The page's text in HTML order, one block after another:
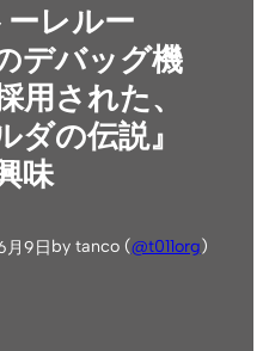
ーレルー
デバッグ機
用された、
ダの伝説』
味
9日by tanco (@t011org)